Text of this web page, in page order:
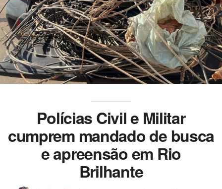
Polícias Civil e Militar
cumprem mandado de busca
e apreensão em Rio
Brilhante